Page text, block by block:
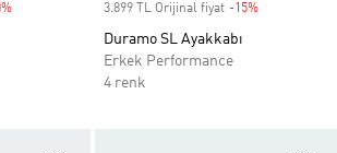
3.899 TL Orijinal fiyat -15%
Duramo SL Ayakkabı
Erkek Performance
4 renk